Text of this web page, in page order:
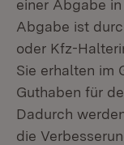
einer Abgabe
Abgabe ist
oder Kfz-
Sie erhalten im
Guthaben für
Dadurch
die